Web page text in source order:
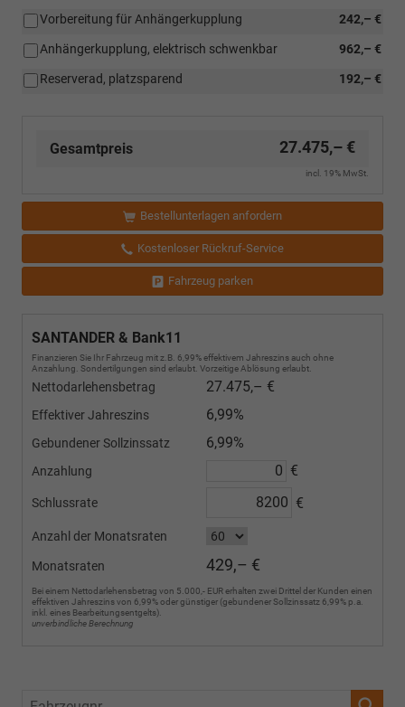
242,– €
Vorbereitung für Anhängerkupplung
962,– €
Anhängerkupplung, elektrisch schwenkbar
192,– €
Reserverad, platzsparend
Gesamtpreis 27.475,– €
incl. 19% MwSt.
Bestellunterlagen anfordern
Kostenloser Rückruf-Service
Fahrzeug parken
SANTANDER & Bank11
Finanzieren Sie Ihr Fahrzeug mit z.B. 6,99% effektivem Jahreszins auch ohne
Anzahlung. Sondertilgungen sind erlaubt. Vorzeitige Ablösung erlaubt.
Nettodarlehensbetrag 27.475,– €
Effektiver Jahreszins 6,99%
Gebundener Sollzinssatz 6,99%
Anzahlung €
Schlussrate €
Anzahl der Monatsraten
Monatsraten 429,– €
Bei einem Nettodarlehensbetrag von 5.000,- EUR erhalten zwei Drittel der Kunden einen
effektiven Jahreszins von 6,99% oder günstiger (gebundener Sollzinssatz 6,99% p.a.
inkl. eines Bearbeitungsentgelts).
unverbindliche Berechnung
Fahrzeugnr.